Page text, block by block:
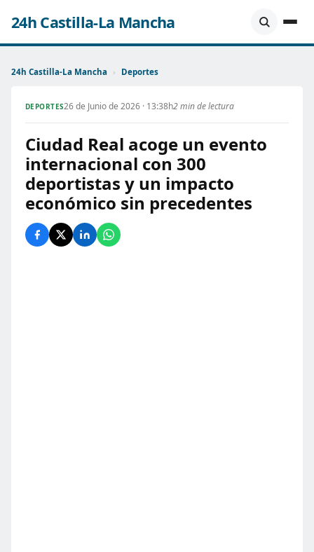
24h Castilla-La Mancha
24h Castilla-La Mancha › Deportes
DEPORTES26 de Junio de 2026 · 13:38h2 min de lectura
Ciudad Real acoge un evento
internacional con 300
deportistas y un impacto
económico sin precedentes